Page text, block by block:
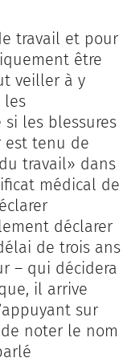
travail et pour
être
veiller à y
les
les blessures
est tenu de
travail» dans
médical de
déclarer
de trois ans
– qui décidera
il arrive
sur
noter le nom